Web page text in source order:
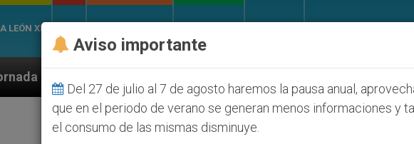
LEÓN XIV
Seúl 2027 ONU se pronuncia ante caso de obispo
Aviso importante
Del 27 de julio al 7 de agosto haremos la pausa anual,
que en el periodo de verano se generan menos informaciones y
el consumo de las mismas disminuye.